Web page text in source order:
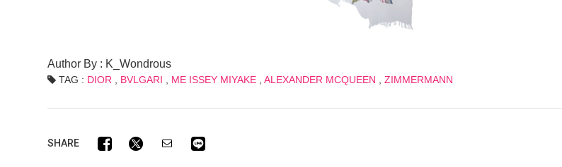
Author By : K_Wondrous
TAG : DIOR BVLGARI ME ISSEY MIYAKE ALEXANDER MCQUEEN ZIMMERMANN
SHARE